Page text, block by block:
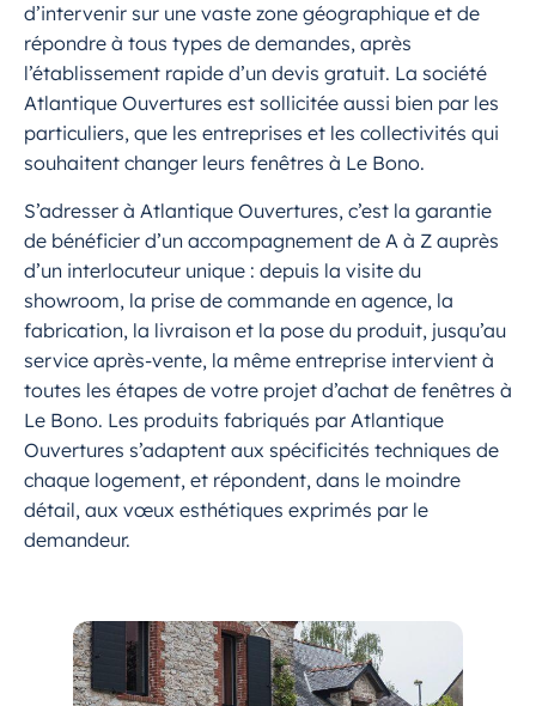
d’intervenir sur une vaste zone géographique et de
répondre à tous types de demandes, après
l’établissement rapide d’un devis gratuit. La société
Atlantique Ouvertures est sollicitée aussi bien par les
particuliers, que les entreprises et les collectivités qui
souhaitent changer leurs fenêtres à Le Bono.
S’adresser à Atlantique Ouvertures, c’est la garantie
de bénéficier d’un accompagnement de A à Z auprès
d’un interlocuteur unique : depuis la visite du
showroom, la prise de commande en agence, la
fabrication, la livraison et la pose du produit, jusqu’au
service après-vente, la même entreprise intervient à
toutes les étapes de votre projet d’achat de fenêtres à
Le Bono. Les produits fabriqués par Atlantique
Ouvertures s’adaptent aux spécificités techniques de
chaque logement, et répondent, dans le moindre
détail, aux vœux esthétiques exprimés par le
demandeur.